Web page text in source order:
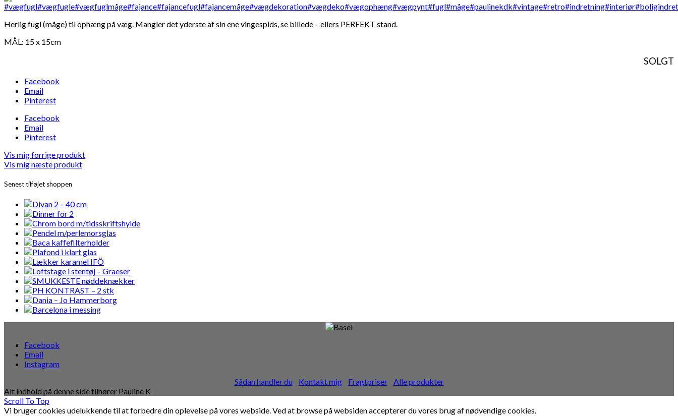
Herlig fugl (måge) til ophæng på væg. Mangler det yderste af sin ene vingespids, se billede – ellers PERFEKT stand.
MÅL: 15 x 15cm
SOLGT
Facebook
Email
Pinterest
Facebook
Email
Pinterest
Vis mig forrige produkt
Vis mig næste produkt
Senest tilføjet shoppen
Facebook
Email
Instagram
Sådan handler du
Kontakt mig Fragtpriser
Alle produkter
Alt indhold på denne side tilhører Pauline K
Scroll To Top
Vi bruger cookies udelukkende til at forbedre din oplevelse på vores webside. Ved at browse på websiden accepterer du vores brug af nødvendige cookies.